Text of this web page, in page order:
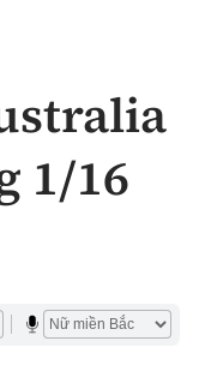
Chứng khoán
Bảo hiểm
1/16